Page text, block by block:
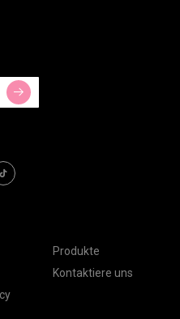
Produkte
Kontaktiere uns